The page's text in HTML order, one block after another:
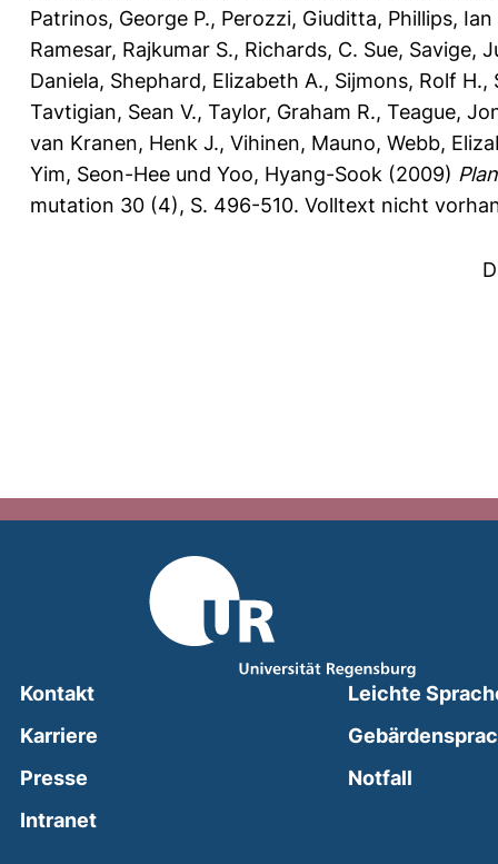
Patrinos, George P., Perozzi, Giuditta, Phillips, Ian
Ramesar, Rajkumar S., Richards, C. Sue, Savige,
Daniela, Shephard, Elizabeth A., Sijmons, Rolf H.,
Tavtigian, Sean V., Taylor, Graham R., Teague,
van Kranen, Henk J., Vihinen, Mauno, Webb,
Yim, Seon-Hee und Yoo, Hyang-Sook (2009)
mutation 30 (4), S. 496-510. Volltext nicht
Kontakt
Karriere
Presse
Intranet(external link, opens in a new window)
Leichte
Notfall